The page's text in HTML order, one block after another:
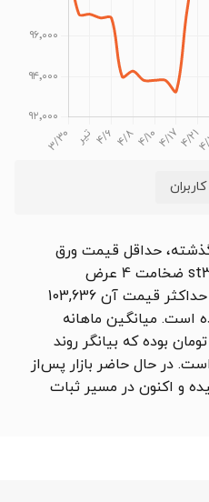
حداقل قیمت ورق
سیاه فابریک فولاد مبارکه st37 ضخامت 4 عرض
1500*6000، 97,273 تومان و حداکثر قیمت آن 103,636
است. میانگین ماهانه
است. در حال حاضر بازار پس‌از
و اکنون در مسیر ثبات